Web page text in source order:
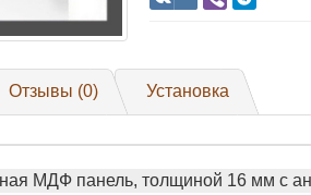
Отзывы (0) Установка
МДФ панель, толщиной 16 мм с